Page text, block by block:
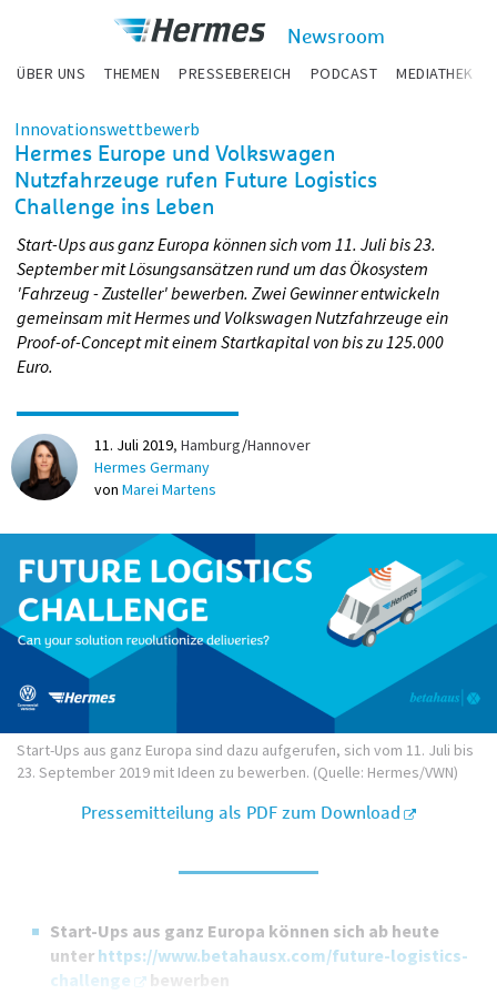
Newsroom
ÜBER UNS THEMEN PRESSEBEREICH PODCAST MEDIATHEK
Innovationswettbewerb
Hermes Europe und Volkswagen
Nutzfahrzeuge rufen Future Logistics
Challenge ins Leben
Start-Ups aus ganz Europa können sich vom 11. Juli bis 23.
September mit Lösungsansätzen rund um das Ökosystem
'Fahrzeug - Zusteller' bewerben. Zwei Gewinner entwickeln
gemeinsam mit Hermes und Volkswagen Nutzfahrzeuge ein
Proof-of-Concept mit einem Startkapital von bis zu 125.000
Euro.
11. Juli 2019 Hamburg/Hannover
Hermes Germany
von Marei Martens
Start-Ups aus ganz Europa sind dazu aufgerufen, sich vom 11. Juli bis
23. September 2019 mit Ideen zu bewerben. (Quelle: Hermes/VWN)
Pressemitteilung als PDF zum Download
Start-Ups aus ganz Europa können sich ab heute
unter https://www.betahausx.com/future-logistics-
challenge
bewerben